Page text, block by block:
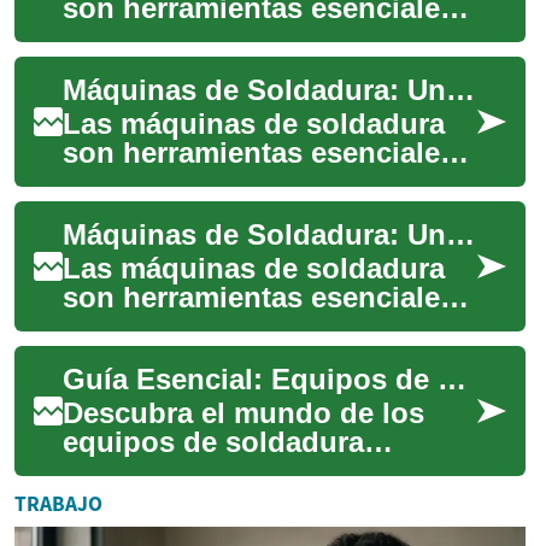
son herramientas esenciales
en la industria manufacturera,
la construcción y el bricolaje.
...
Máquinas de Soldadura: Una Guía Completa
Las máquinas de soldadura
son herramientas esenciales
en la industria manufacturera
y de construcción. Estos
disposit...
Máquinas de Soldadura: Una Guía Completa
Las máquinas de soldadura
son herramientas esenciales
en la industria manufacturera
y de construcción. Estos
disposit...
Guía Esencial: Equipos de Soldadura Modernos
Descubra el mundo de los
equipos de soldadura
avanzados: desde sus
aplicaciones en la industria
hasta los criterios c...
TRABAJO